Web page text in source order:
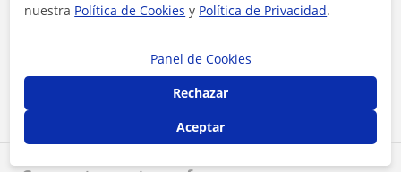
Contactar ahora
nuestra Política de Cookies y Política de Privacidad.
Panel de Cookies
Rechazar
Aceptar